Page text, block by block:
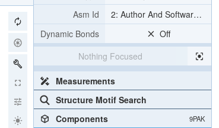
Asm Id
2: Author And Software
Dynamic Bonds
Off
Nothing Focused
Measurements
Structure Motif Search
Components
9PAK